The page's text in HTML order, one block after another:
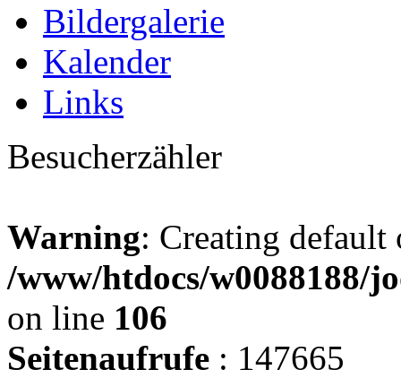
Bildergalerie
Kalender
Links
Besucherzähler
Warning: Creating
/www/htdocs/w0088188/
on line 106
Seitenaufrufe : 147665